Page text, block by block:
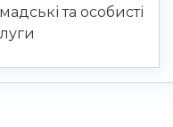
та особисті